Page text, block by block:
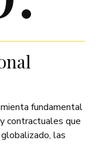
fundamental
contractuales que
las